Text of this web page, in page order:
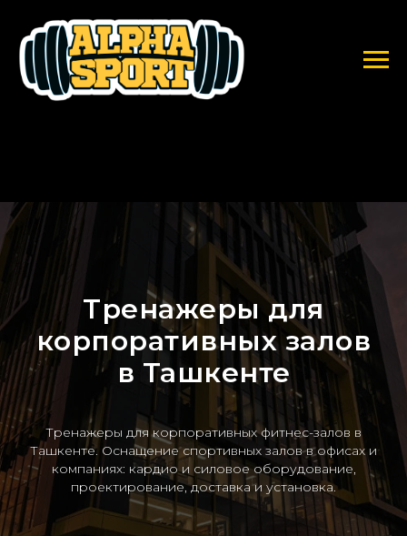
Тренажеры для
корпоративных залов
в Ташкенте
Тренажеры для корпоративных фитнес-залов в
Ташкенте. Оснащение спортивных залов в офисах и
компаниях: кардио и силовое оборудование,
проектирование, доставка и установка.